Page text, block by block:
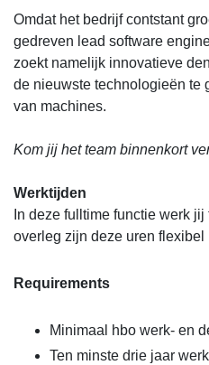
Omdat het bedrijf contstant
gedreven lead software
zoekt namelijk innovatieve
de nieuwste technologieën te
van machines.
Kom jij het team binnenkort
Werktijden
In deze fulltime functie werk
overleg zijn deze uren flexibel
Requirements
Minimaal hbo werk- en
Ten minste drie jaar